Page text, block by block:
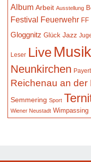
Album Arbeit Ausstellung
Festival Feuerwehr FF
Gloggnitz Glück Jazz
Leser Live Musik
Neunkirchen
Reichenau an der
Semmering Sport
Wiener Neustadt Wimpassing